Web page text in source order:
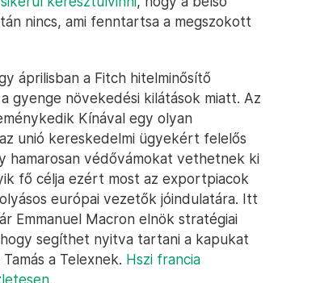
nincs, ami fenntartsa a megszokott
áprilisban a Fitch hitelminősítő
gyenge növekedési kilátások miatt. Az
Kínával egy olyan
unió kereskedelmi ügyekért felelős
hamarosan védővámokat vethetnek ki
fő célja ezért most az exportpiacok
európai vezetők jóindulatára. Itt
Emmanuel Macron elnök stratégiai
segíthet nyitva tartani a kapukat
a Telexnek. Hszi francia
.